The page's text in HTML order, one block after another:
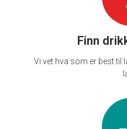
Finn
Vi vet hva som er best til